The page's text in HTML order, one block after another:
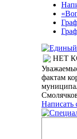
НЕТ
фактам
Написать